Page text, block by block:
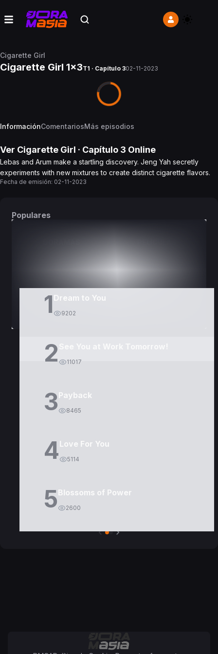
Cigarette Girl
Cigarette Girl 1x3T1 · Capítulo 302-11-2023
InformaciónComentariosMás episodios
Ver Cigarette Girl · Capítulo 3 Online
Lebas and Arum make a startling discovery. Jeng Yah secretly
experiments with new mixtures to create distinct cigarette flavors.
Fecha de emisión: 02-11-2023
Populares
1 Dream to You
9202
2 11017
3Payback
8465
4Love For You
5114
5Blossoms of Power
2600